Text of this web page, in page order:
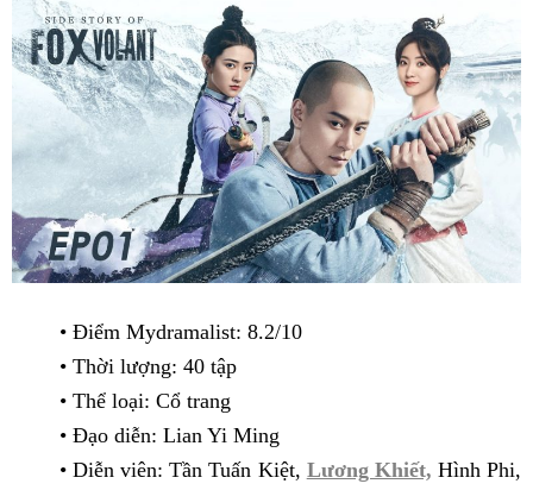
• Điểm Mydramalist: 8.2/10
• Thời lượng: 40 tập
• Thể loại: Cổ trang
• Đạo diễn: Lian Yi Ming
• Diễn viên: Tần Tuấn Kiệt, Lương Khiết, Hình Phi,